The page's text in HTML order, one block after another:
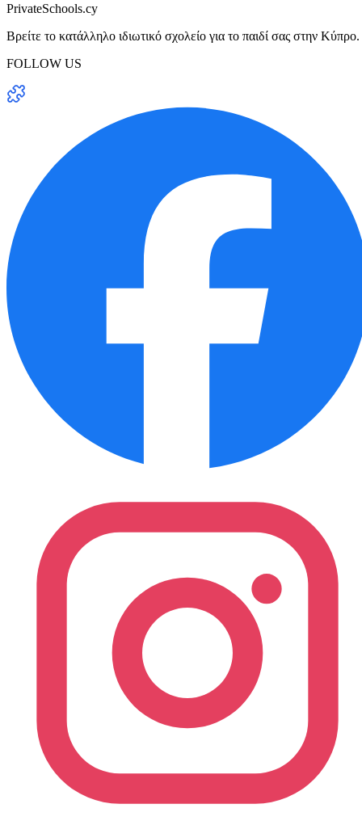
PrivateSchools.cy
Βρείτε το κατάλληλο ιδιωτικό σχολείο για το παιδί σας στην Κύπρο.
FOLLOW US